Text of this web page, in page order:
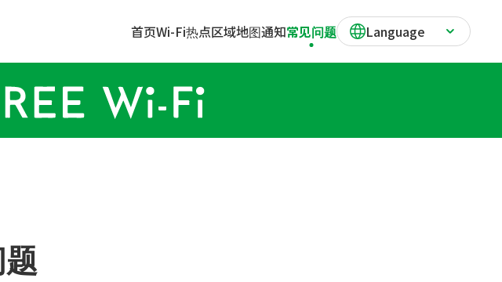
首页Wi-Fi热点区域地图通知常见问题 Language